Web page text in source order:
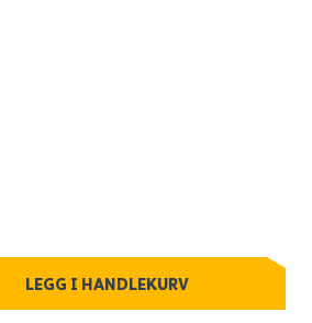
LEGG I HANDLEKURV